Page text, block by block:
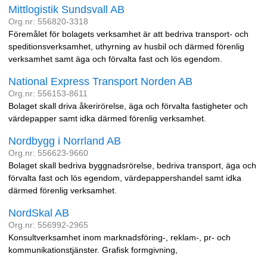
Mittlogistik Sundsvall AB
Org.nr: 556820-3318
Föremålet för bolagets verksamhet är att bedriva transport- och
speditionsverksamhet, uthyrning av husbil och därmed förenlig
verksamhet samt äga och förvalta fast och lös egendom.
National Express Transport Norden AB
Org.nr: 556153-8611
Bolaget skall driva åkerirörelse, äga och förvalta fastigheter och
värdepapper samt idka därmed förenlig verksamhet.
Nordbygg i Norrland AB
Org.nr: 556623-9660
Bolaget skall bedriva byggnadsrörelse, bedriva transport, äga och
förvalta fast och lös egendom, värdepappershandel samt idka
därmed förenlig verksamhet.
NordSkal AB
Org.nr: 556992-2965
Konsultverksamhet inom marknadsföring-, reklam-, pr- och
kommunikationstjänster. Grafisk formgivning,